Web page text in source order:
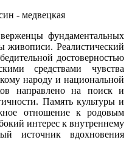
фундаментальных
живописи. Реалистический
достоверностью
средствами чувства
народу и национальной
направлено на поиск и
Память культуры и
отношение к родовым
интерес к внутреннему
источник вдохновения